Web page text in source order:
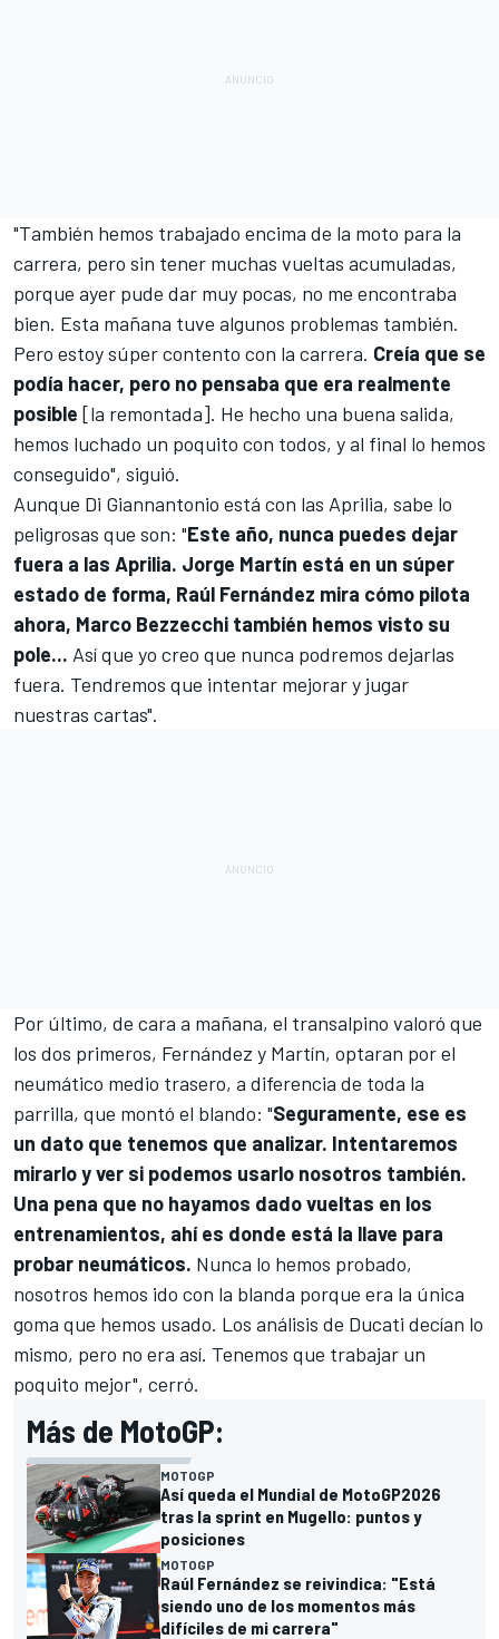
"También hemos trabajado encima de la moto para la
carrera, pero sin tener muchas vueltas acumuladas,
porque ayer pude dar muy pocas, no me encontraba
bien. Esta mañana tuve algunos problemas también.
Pero estoy súper contento con la carrera. Creía que se
podía hacer, pero no pensaba que era realmente
posible [la remontada]. He hecho una buena salida,
hemos luchado un poquito con todos, y al final lo hemos
conseguido", siguió.
Aunque Di Giannantonio está con las Aprilia, sabe lo
peligrosas que son: "Este año, nunca puedes dejar
fuera a las Aprilia. Jorge Martín está en un súper
estado de forma, Raúl Fernández mira cómo pilota
ahora, Marco Bezzecchi también hemos visto su
pole... Así que yo creo que nunca podremos dejarlas
fuera. Tendremos que intentar mejorar y jugar
nuestras cartas".
Por último, de cara a mañana, el transalpino valoró que
los dos primeros, Fernández y Martín, optaran por el
neumático medio trasero, a diferencia de toda la
parrilla, que montó el blando: "Seguramente, ese es
un dato que tenemos que analizar. Intentaremos
mirarlo y ver si podemos usarlo nosotros también.
Una pena que no hayamos dado vueltas en los
entrenamientos, ahí es donde está la llave para
probar neumáticos. Nunca lo hemos probado,
nosotros hemos ido con la blanda porque era la única
goma que hemos usado. Los análisis de Ducati decían lo
mismo, pero no era así. Tenemos que trabajar un
poquito mejor", cerró.
Más de MotoGP:
MOTOGP
Así queda el Mundial de MotoGP2026
tras la sprint en Mugello: puntos y
posiciones
MOTOGP
Raúl Fernández se reivindica: "Está
siendo uno de los momentos más
difíciles de mi carrera"